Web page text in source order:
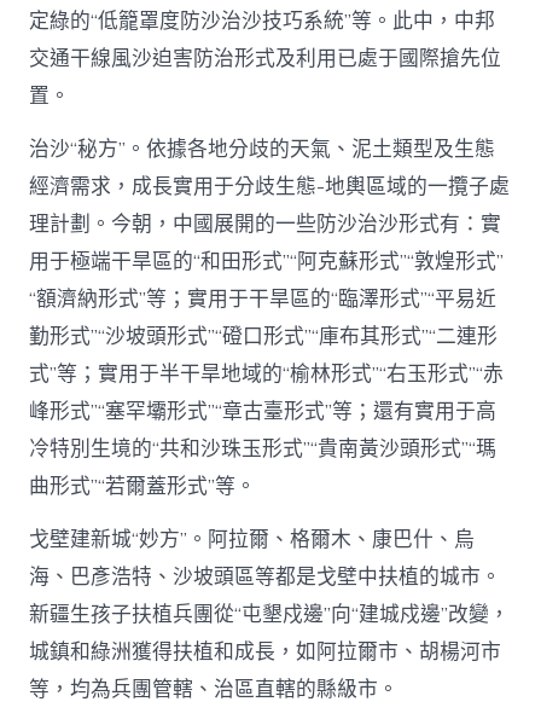
定綠的“低籠罩度防沙治沙技巧系統”等。此中，中邦
交通干線風沙迫害防治形式及利用已處于國際搶先位
置。
治沙“秘方”。依據各地分歧的天氣、泥土類型及生態
經濟需求，成長實用于分歧生態-地輿區域的一攬子處
理計劃。今朝，中國展開的一些防沙治沙形式有：實
用于極端干旱區的“和田形式”“阿克蘇形式”“敦煌形式”
“額濟納形式”等；實用于干旱區的“臨澤形式”“平易近
勤形式”“沙坡頭形式”“磴口形式”“庫布其形式”“二連形
式”等；實用于半干旱地域的“榆林形式”“右玉形式”“赤
峰形式”“塞罕壩形式”“章古臺形式”等；還有實用于高
冷特別生境的“共和沙珠玉形式”“貴南黃沙頭形式”“瑪
曲形式”“若爾蓋形式”等。
戈壁建新城“妙方”。阿拉爾、格爾木、康巴什、烏
海、巴彥浩特、沙坡頭區等都是戈壁中扶植的城市。
新疆生孩子扶植兵團從“屯墾戍邊”向“建城戍邊”改變，
城鎮和綠洲獲得扶植和成長，如阿拉爾市、胡楊河市
等，均為兵團管轄、治區直轄的縣級市。